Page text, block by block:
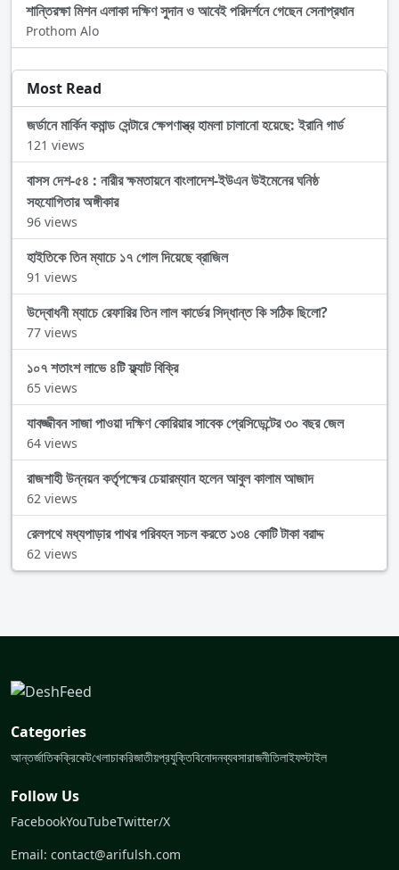
শান্তিরক্ষা মিশন এলাকা দক্ষিণ সুদান ও আবেই পরিদর্শনে গেছেন সেনাপ্রধান
Prothom Alo
Most Read
জর্ডানে মার্কিন কমান্ড সেন্টারে ক্ষেপণাস্ত্র হামলা চালানো হয়েছে: ইরানি গার্ড
121 views
বাসস দেশ-৫৪ : নারীর ক্ষমতায়নে বাংলাদেশ-ইউএন উইমেনের ঘনিষ্ঠ
সহযোগিতার অঙ্গীকার
96 views
হাইতিকে তিন ম্যাচে ১৭ গোল দিয়েছে ব্রাজিল
91 views
উদ্বোধনী ম্যাচে রেফারির তিন লাল কার্ডের সিদ্ধান্ত কি সঠিক ছিলো?
77 views
১০৭ শতাংশ লাভে ৪টি ফ্ল্যাট বিক্রি
65 views
যাবজ্জীবন সাজা পাওয়া দক্ষিণ কোরিয়ার সাবেক প্রেসিডেন্টের ৩০ বছর জেল
64 views
রাজশাহী উন্নয়ন কর্তৃপক্ষের চেয়ারম্যান হলেন আবুল কালাম আজাদ
62 views
রেলপথে মধ্যপাড়ার পাথর পরিবহন সচল করতে ১৩৪ কোটি টাকা বরাদ্দ
62 views
Categories
আন্তর্জাতিকক্রিকেটখেলাচাকরিজাতীয়প্রযুক্তিবিনোদনব্যবসারাজনীতিলাইফস্টাইল
Follow Us
FacebookYouTubeTwitter/X
Email: contact@arifulsh.com